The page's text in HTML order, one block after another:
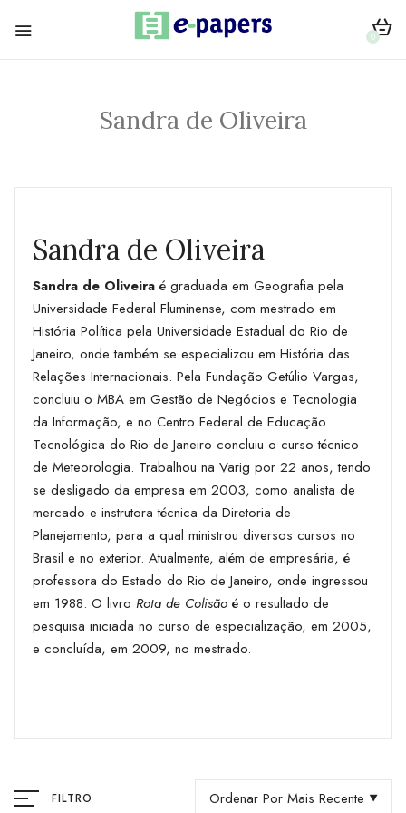
0
Sandra de Oliveira
Sandra de Oliveira
Sandra de Oliveira é graduada em Geografia pela
Universidade Federal Fluminense, com mestrado em
História Política pela Universidade Estadual do Rio de
Janeiro, onde também se especializou em História das
Relações Internacionais. Pela Fundação Getúlio Vargas,
concluiu o MBA em Gestão de Negócios e Tecnologia
da Informação, e no Centro Federal de Educação
Tecnológica do Rio de Janeiro concluiu o curso técnico
de Meteorologia. Trabalhou na Varig por 22 anos, tendo
se desligado da empresa em 2003, como analista de
mercado e instrutora técnica da Diretoria de
Planejamento, para a qual ministrou diversos cursos no
Brasil e no exterior. Atualmente, além de empresária, é
professora do Estado do Rio de Janeiro, onde ingressou
em 1988. O livro Rota de Colisão é o resultado de
pesquisa iniciada no curso de especialização, em 2005,
e concluída, em 2009, no mestrado.
FILTRO Ordenar Por Mais Recente